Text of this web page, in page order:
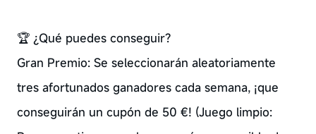
🏆 ¿Qué puedes conseguir?
Gran Premio: Se seleccionarán aleatoriamente
tres afortunados ganadores cada semana, ¡que
conseguirán un cupón de 50 €! (Juego limpio: